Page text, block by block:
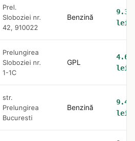
Prel.
Sloboziei nr.
42, 910022
Benzină
9.36
lei
Prelungirea
Sloboziei nr.
1-1C
GPL
4.6
lei
str.
Prelungirea
Bucuresti
Benzină
9.42
lei